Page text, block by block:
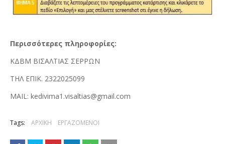
Περισσότερες πληροφορίες:
ΚΔΒΜ ΒΙΣΑΛΤΙΑΣ ΣΕΡΡΩΝ
ΤΗΛ ΕΠΙΚ. 2322025099
MAIL: kedivima1.visaltias@gmail.com
Tags: ΑΡΧΙΚΗ ΕΡΓΑΖΟΜΕΝΟΙ